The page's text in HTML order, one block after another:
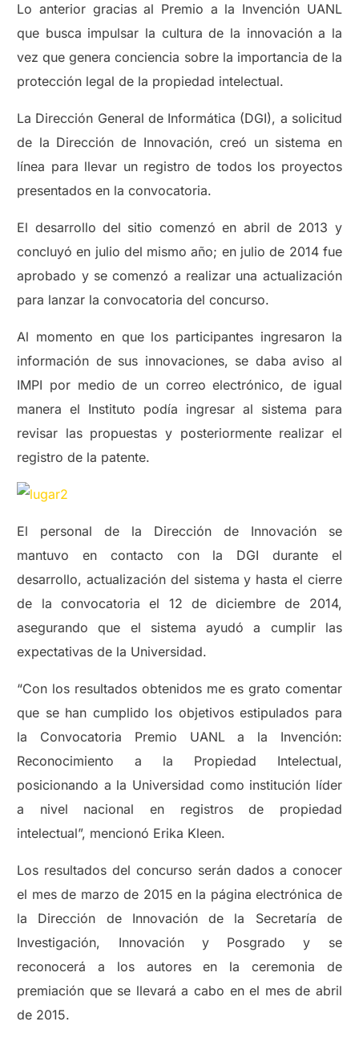
Lo anterior gracias al Premio a la Invención UANL
que busca impulsar la cultura de la innovación a la
vez que genera conciencia sobre la importancia de la
protección legal de la propiedad intelectual.
La Dirección General de Informática (DGI), a solicitud
de la Dirección de Innovación, creó un sistema en
línea para llevar un registro de todos los proyectos
presentados en la convocatoria.
El desarrollo del sitio comenzó en abril de 2013 y
concluyó en julio del mismo año; en julio de 2014 fue
aprobado y se comenzó a realizar una actualización
para lanzar la convocatoria del concurso.
Al momento en que los participantes ingresaron la
información de sus innovaciones, se daba aviso al
IMPI por medio de un correo electrónico, de igual
manera el Instituto podía ingresar al sistema para
revisar las propuestas y posteriormente realizar el
registro de la patente.
El personal de la Dirección de Innovación se
mantuvo en contacto con la DGI durante el
desarrollo, actualización del sistema y hasta el cierre
de la convocatoria el 12 de diciembre de 2014,
asegurando que el sistema ayudó a cumplir las
expectativas de la Universidad.
“Con los resultados obtenidos me es grato comentar
que se han cumplido los objetivos estipulados para
la Convocatoria Premio UANL a la Invención:
Reconocimiento a la Propiedad Intelectual,
posicionando a la Universidad como institución líder
a nivel nacional en registros de propiedad
intelectual”, mencionó Erika Kleen.
Los resultados del concurso serán dados a conocer
el mes de marzo de 2015 en la página electrónica de
la Dirección de Innovación de la Secretaría de
Investigación, Innovación y Posgrado y se
reconocerá a los autores en la ceremonia de
premiación que se llevará a cabo en el mes de abril
de 2015.